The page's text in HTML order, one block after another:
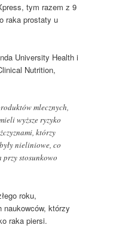
tym razem z 9
raka prostaty u
University Health i
Nutrition,
mlecznych,
wyższe ryzyko
którzy
nieliniowe, co
przy stosunkowo
roku,
naukowców, którzy
raka piersi.